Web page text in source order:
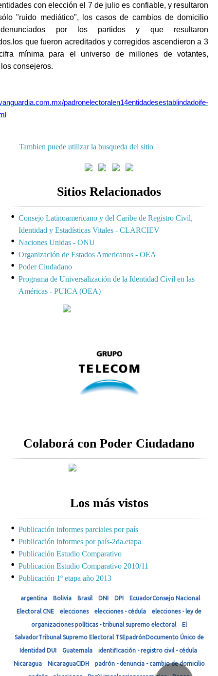
con elección el 7 de julio es confiable, y resultaron
"ruido mediático", los casos de cambios de domicilio
por los partidos y que resultaron
los que fueron acreditadosy corregidos ascendieron a 3
mínima para el universo de millones de votantes,
consejeros.
padronelectoralen14entidadesestablindadoife-
Tambien puede utilizar la busqueda del sitio
Sitios Relacionados
Consejo Latinoamericano y del Caribe de Registro Civil,
Identidad y Estadísticas Vitales - CLARCIEV
Naciones Unidas - ONU
Organización de Estados Americanos - OEA
Poder Ciudadano
Programa de Universalización de la Identidad Civil en las
Américas - PUICA (OEA)
Colaborá con Poder Ciudadano
Los más vistos
Publicación informes parciales por país
Publicación informes por país-2da.etapa
Publicación Estudio Comparativo
Publicación Estudio Comparativo 2010/11
Publicación 1º etapa año 2013
argentina Bolivia Brasil DNI DPI EcuadorConsejo Nacional
Electoral CNE elecciones elecciones - cédula elecciones - ley de
organizaciones polìticas - tribunal supremo electoral
El
SalvadorTribunal Supremo Electoral TSEpadrónDocumento Único de
Identidad DUI Guatemala identificación - registro civil - cédula
Nicaragua NicaraguaCIDH padrón - denuncia - cambio de domicilio